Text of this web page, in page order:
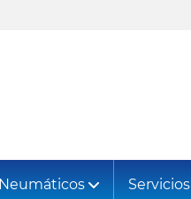
Neumáticos Servicios